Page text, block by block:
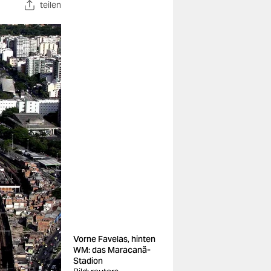
teilen
Vorne Favelas, hinten
WM: das Maracanã-
Stadion